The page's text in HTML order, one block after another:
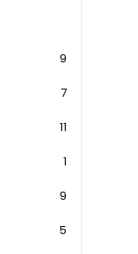
9
7
11
1
9
5